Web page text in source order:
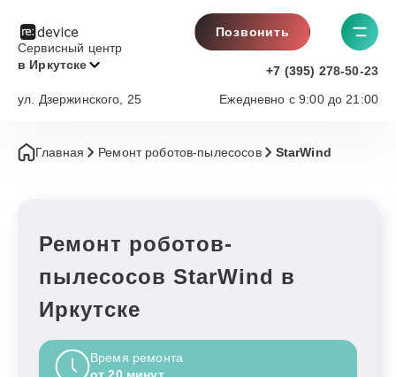
Сервисный центр
в Иркутске
Позвонить
+7 (395) 278-50-23
Ежедневно с 9:00 до 21:00
ул. Дзержинского, 25
Главная Ремонт роботов-пылесосов StarWind
Ремонт роботов-
пылесосов StarWind в
Иркутске
Время ремонта